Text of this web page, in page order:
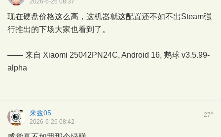
2026-6-26 08:37
现在硬盘价格这么高，这机器就这配置还不如不出Steam强
行推出的下场大家也看到了。
—— 来自 Xiaomi 25042PN24C, Android 16, 鹅球 v3.5.99-
alpha
27#
来兹05
2026-6-26 08:42